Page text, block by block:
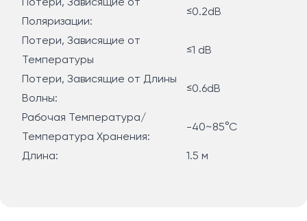
Потери, Зависящие от
Поляризации:
≤0.2dB
Потери, Зависящие от
Температуры
≤1 dB
Потери, Зависящие от Длины
Волны:
≤0.6dB
Рабочая Температура/
Температура Хранения:
-40~85°C
Длина: 1.5 м